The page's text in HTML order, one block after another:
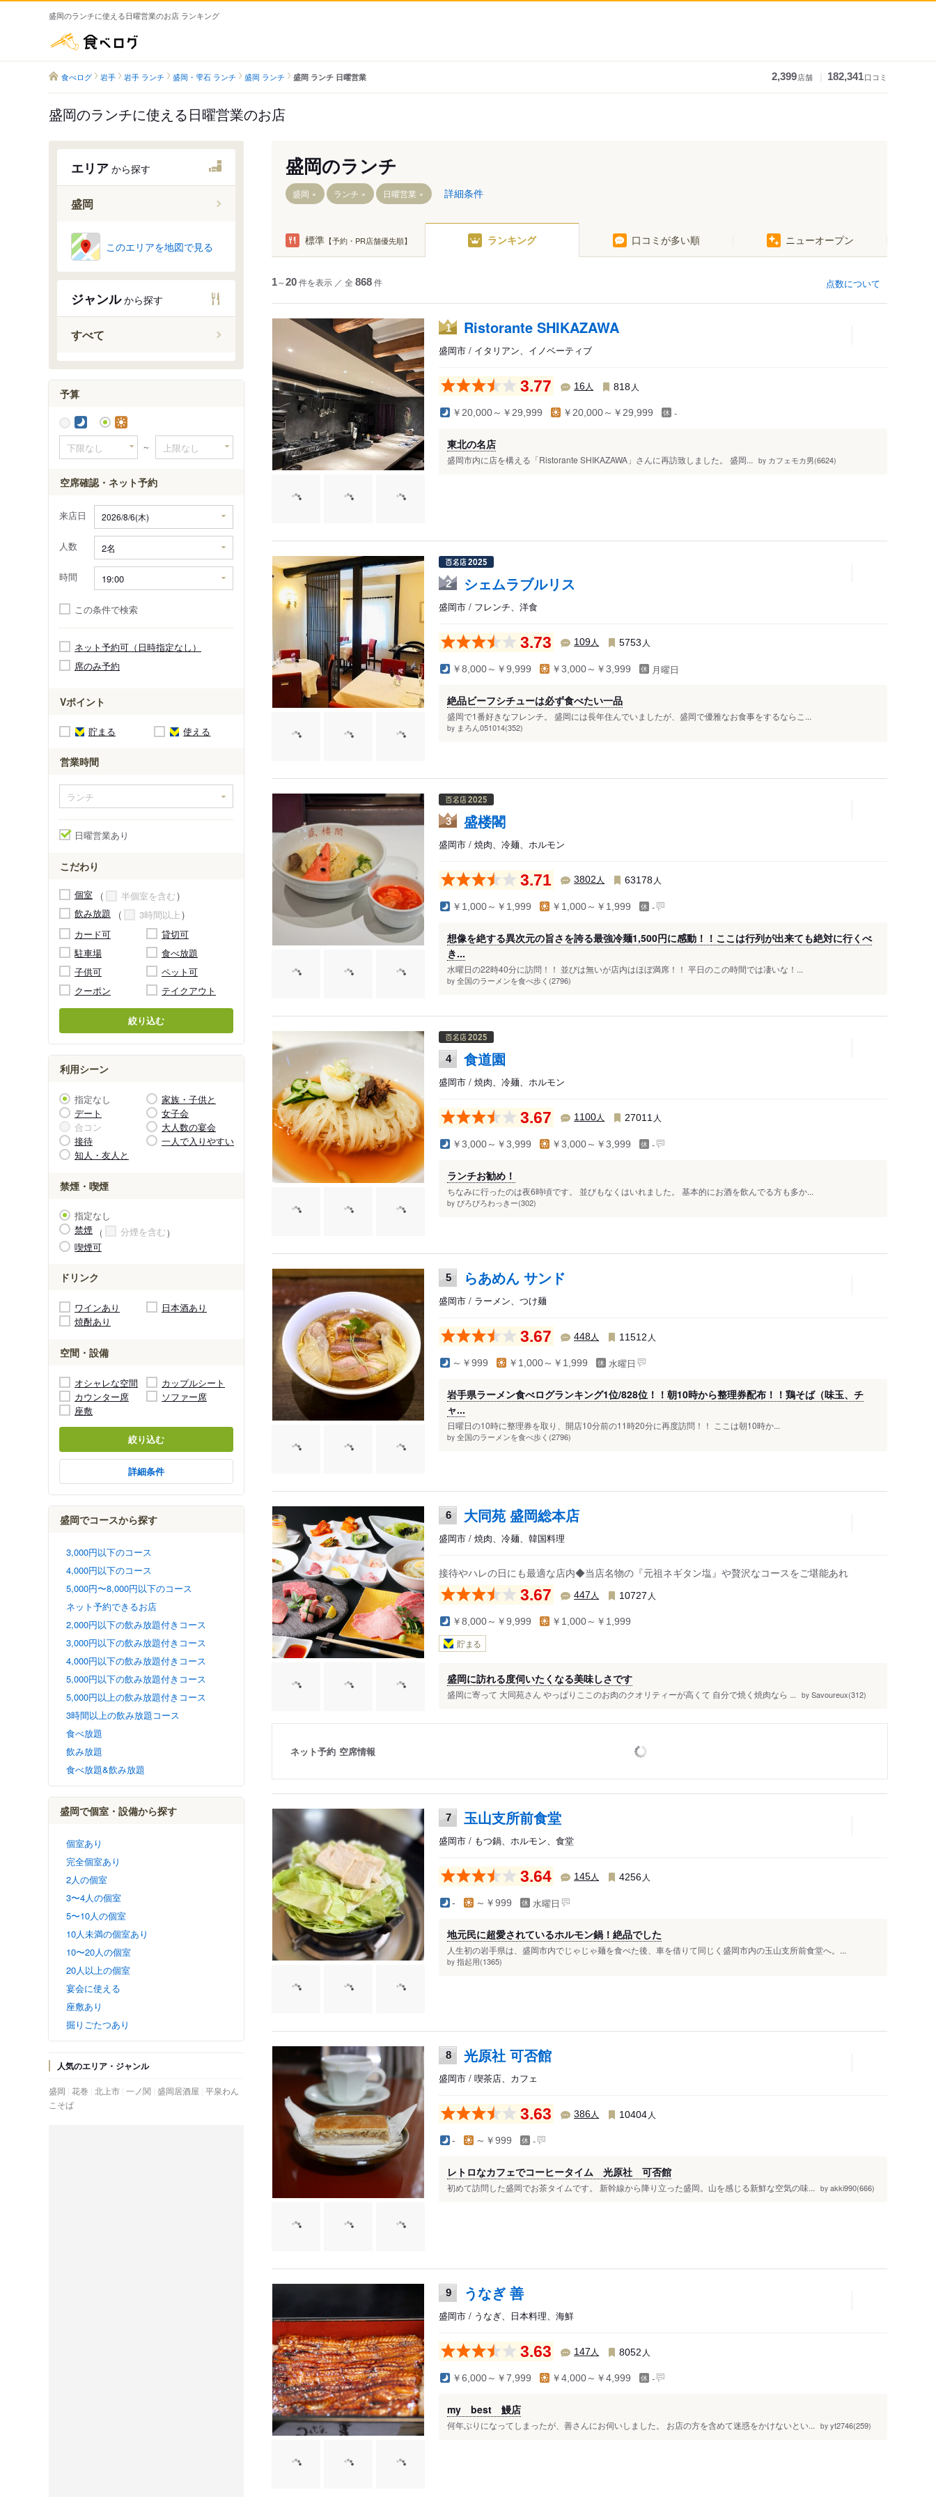
盛岡のランチに使える日曜営業のお店 ランキング
食べログ 岩手 岩手 ランチ 盛岡・雫石 ランチ 盛岡 ランチ 盛岡 ランチ 日曜営業 2,399店舗 182,341口コミ
盛岡のランチに使える日曜営業のお店
エリア から探す
盛岡
岩手飯岡駅
盛岡駅
前潟駅
上米内駅
上盛岡駅
好摩駅
青山駅
このエリアを地図で見る
ジャンルから探す
すべて
予算
～
空席確認・ネット予約
来店日
人数
時間
この条件で検索
ネット予約可（日時指定なし）
席のみ予約
Vポイント
貯まる 使える
営業時間
日曜営業あり
こだわり
個室
半個室を含む
飲み放題
3時間以上
カード可
貸切可
駐車場
食べ放題
子供可
ペット可
クーポン
テイクアウト
絞り込む
利用シーン
指定なし
家族・子供と
デート
女子会
合コン
大人数の宴会
接待
一人で入りやすい
知人・友人と
禁煙・喫煙
指定なし
禁煙
分煙を含む
喫煙可
ドリンク
ワインあり
日本酒あり
焼酎あり
空間・設備
オシャレな空間
カップルシート
カウンター席
ソファー席
座敷
絞り込む
詳細条件
盛岡でコースから探す
3,000円以下のコース
4,000円以下のコース
5,000円〜8,000円以下のコース
ネット予約できるお店
2,000円以下の飲み放題付きコース
3,000円以下の飲み放題付きコース
4,000円以下の飲み放題付きコース
5,000円以下の飲み放題付きコース
5,000円以上の飲み放題付きコース
3時間以上の飲み放題コース
食べ放題
飲み放題
食べ放題&飲み放題
盛岡で個室・設備から探す
個室あり
完全個室あり
2人の個室
3〜4人の個室
5〜10人の個室
10人未満の個室あり
10〜20人の個室
20人以上の個室
宴会に使える
座敷あり
掘りごたつあり
人気のエリア・ジャンル
盛岡 花巻 北上市 一ノ関 盛岡居酒屋 平泉わん
こそば
盛岡のランチ
盛岡 ランチ 日曜営業 詳細条件
標準【予約・PR店舗優先順】 ランキング 口コミが多い順 ニューオープン
点数について
1～20件を表示 ／ 全 868件
1 Ristorante SHIKAZAWA
盛岡市 / イタリアン、イノベーティブ
3.77 16人 818 人
￥20,000～￥29,999 ￥20,000～￥29,999 -
東北の名店
盛岡市内に店を構える「Ristorante SHIKAZAWA」さんに再訪致しました。 盛岡... by カフェモカ男(6624)
2 シェムラブルリス
盛岡市 / フレンチ、洋食
3.73 109人 5753 人
￥8,000～￥9,999 ￥3,000～￥3,999 月曜日
絶品ビーフシチューは必ず食べたい一品
盛岡で1番好きなフレンチ。 盛岡には長年住んでいましたが、盛岡で優雅なお食事をするならこ...
by まろん051014(352)
3 盛楼閣
盛岡市 / 焼肉、冷麺、ホルモン
3.71 3802人 63178 人
￥1,000～￥1,999 ￥1,000～￥1,999 -
想像を絶する異次元の旨さを誇る最強冷麺1,500円に感動！！ここは行列が出来ても絶対に行くべ
き...
水曜日の22時40分に訪問！！ 並びは無いが店内はほぼ満席！！ 平日のこの時間では凄いな！...
by 全国のラーメンを食べ歩く(2796)
4 食道園
盛岡市 / 焼肉、冷麺、ホルモン
3.67 1100人 27011 人
￥3,000～￥3,999 ￥3,000～￥3,999 -
ランチお勧め！
ちなみに行ったのは夜6時頃です。 並びもなくはいれました。 基本的にお酒を飲んでる方も多か...
by ぴろぴろわっきー(302)
5 らあめん サンド
盛岡市 / ラーメン、つけ麺
3.67 448人 11512 人
～￥999 ￥1,000～￥1,999 水曜日
岩手県ラーメン食べログランキング1位/828位！！朝10時から整理券配布！！鶏そば（味玉、チ
ャ...
日曜日の10時に整理券を取り、開店10分前の11時20分に再度訪問！！ ここは朝10時か...
by 全国のラーメンを食べ歩く(2796)
6 大同苑 盛岡総本店
盛岡市 / 焼肉、冷麺、韓国料理
接待やハレの日にも最適な店内◆当店名物の『元祖ネギタン塩』や贅沢なコースをご堪能あれ
3.67 447 人 10727 人
￥8,000～￥9,999 ￥1,000～￥1,999
貯まる
盛岡に訪れる度伺いたくなる美味しさです
盛岡に寄って 大同苑さん やっぱりここのお肉のクオリティーが高くて 自分で焼く焼肉なら ... by Savoureux(312)
ネット予約 空席情報
7 玉山支所前食堂
盛岡市 / もつ鍋、ホルモン、食堂
3.64 145人 4256 人
- ～￥999 水曜日
地元民に超愛されているホルモン鍋！絶品でした
人生初の岩手県は、盛岡市内でじゃじゃ麺を食べた後、車を借りて同じく盛岡市内の玉山支所前食堂へ。...
by 指起用(1365)
8 光原社 可否館
盛岡市 / 喫茶店、カフェ
3.63 386人 10404 人
- ～￥999 -
レトロなカフェでコーヒータイム 光原社 可否館
初めて訪問した盛岡でお茶タイムです。 新幹線から降り立った盛岡。山を感じる新鮮な空気の味... by akki990(666)
9 うなぎ 善
盛岡市 / うなぎ、日本料理、海鮮
3.63 147 人 8052 人
￥6,000～￥7,999 ￥4,000～￥4,999 -
my best 鰻店
何年ぶりになってしまったが、善さんにお伺いしました。 お店の方を含めて迷惑をかけないとい... by yt2746(259)